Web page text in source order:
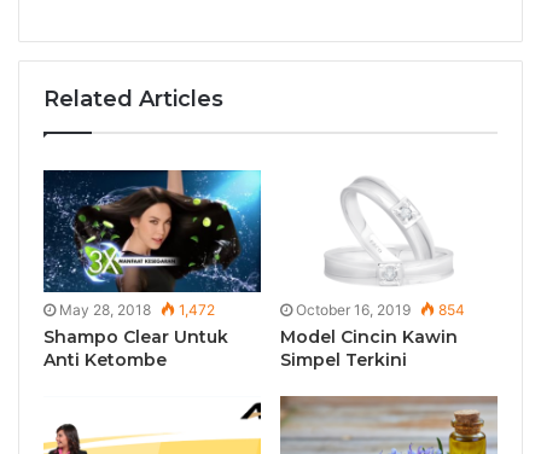
Related Articles
May 28, 2018 1,472
Shampo Clear Untuk
Anti Ketombe
October 16, 2019 854
Model Cincin Kawin
Simpel Terkini